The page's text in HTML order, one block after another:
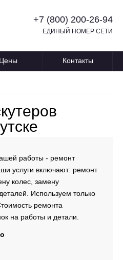
+7 (800) 200-26-94
ЕДИНЫЙ НОМЕР СЕТИ
Цены Контакты
работы - ремонт
услуги включают: ремонт
колес, замену
Используем только
ремонта
на работы и детали.